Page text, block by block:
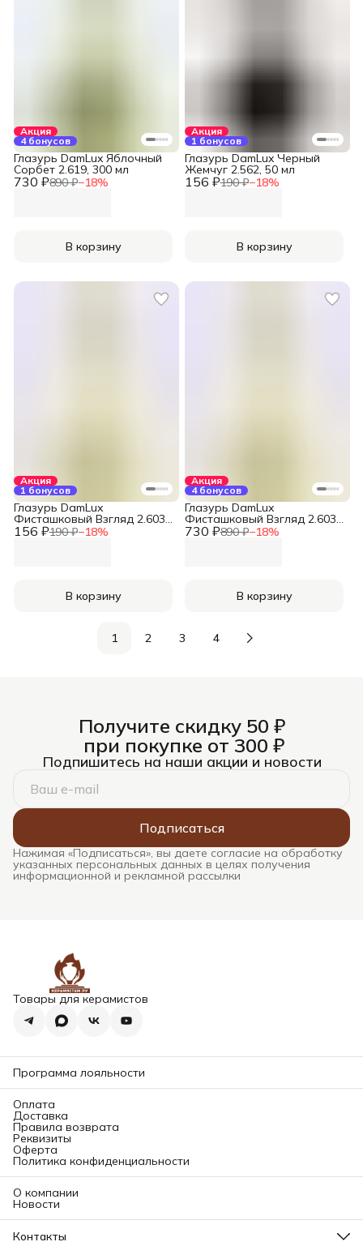
Акция
4 бонусов
730 ₽890 ₽−18%
Глазурь DamLux Яблочный
Сорбет 2.619, 300 мл
В корзину
Акция
1 бонусов
156 ₽190 ₽−18%
Глазурь DamLux Черный
Жемчуг 2.562, 50 мл
В корзину
Акция
1 бонусов
156 ₽190 ₽−18%
Глазурь DamLux
Фисташковый Взгляд 2.603,
50 мл
В корзину
Акция
4 бонусов
730 ₽890 ₽−18%
Глазурь DamLux
Фисташковый Взгляд 2.603,
300 мл
В корзину
1 2 3 4
Получите скидку 50 ₽
при покупке от 300 ₽
Подпишитесь на наши акции и новости
Подписаться
Нажимая «Подписаться», вы даете согласие на обработку
указанных персональных данных в целях получения
информационной и рекламной рассылки
Товары для керамистов
Программа лояльности
Оплата
Доставка
Правила возврата
Реквизиты
Оферта
Политика конфиденциальности
О компании
Новости
Контакты